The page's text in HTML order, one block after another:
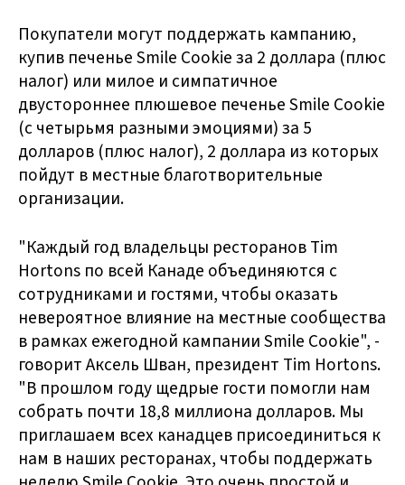
Покупатели могут поддержать кампанию,
купив печенье Smile Cookie за 2 доллара (плюс
налог) или милое и симпатичное
двустороннее плюшевое печенье Smile Cookie
(с четырьмя разными эмоциями) за 5
долларов (плюс налог), 2 доллара из которых
пойдут в местные благотворительные
организации.
"Каждый год владельцы ресторанов Tim
Hortons по всей Канаде объединяются с
сотрудниками и гостями, чтобы оказать
невероятное влияние на местные сообщества
в рамках ежегодной кампании Smile Cookie", -
говорит Аксель Шван, президент Tim Hortons.
"В прошлом году щедрые гости помогли нам
собрать почти 18,8 миллиона долларов. Мы
приглашаем всех канадцев присоединиться к
нам в наших ресторанах, чтобы поддержать